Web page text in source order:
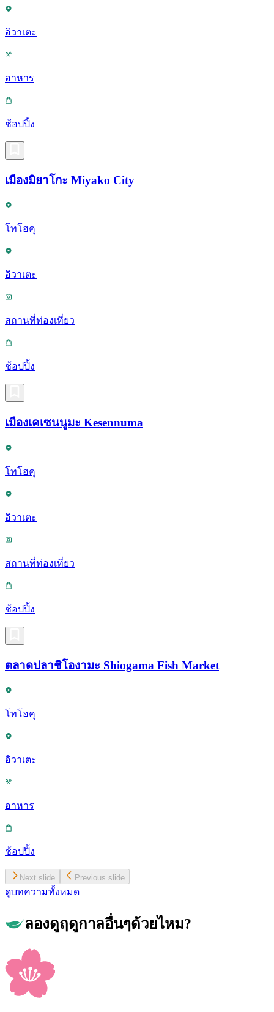
อิวาเตะ
อาหาร
ช้อปปิ้ง
เมืองมิยาโกะ Miyako City
โทโฮคุ
อิวาเตะ
สถานที่ท่องเที่ยว
ช้อปปิ้ง
เมืองเคเซนนูมะ Kesennuma
โทโฮคุ
อิวาเตะ
สถานที่ท่องเที่ยว
ช้อปปิ้ง
ตลาดปลาชิโองามะ Shiogama Fish Market
โทโฮคุ
อิวาเตะ
อาหาร
ช้อปปิ้ง
Next slide Previous slide
ดูบทความทั้งหมด
ลองดูฤดูกาลอื่นๆด้วยไหม?